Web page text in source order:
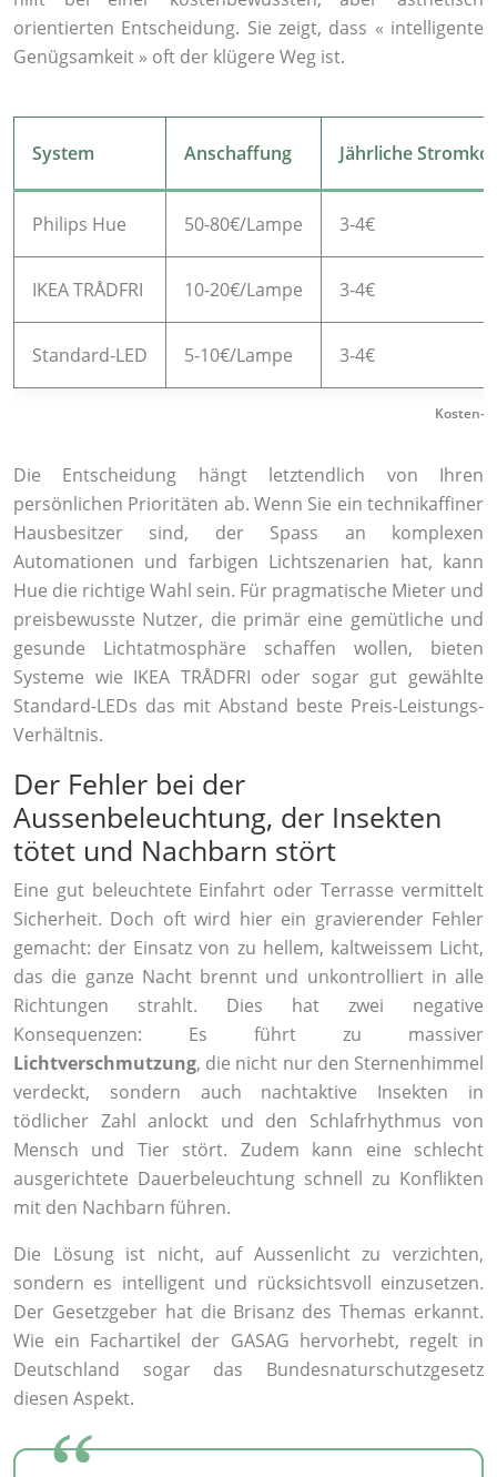
orientierten Entscheidung. Sie zeigt, dass « intelligente
Genügsamkeit » oft der klügere Weg ist.
Kosten-
System Anschaffung Jährliche
Philips Hue 50-80€/Lampe 3-4€
IKEA TRÅDFRI 10-20€/Lampe 3-4€
Standard-LED 5-10€/Lampe 3-4€
Die Entscheidung hängt letztendlich von Ihren
persönlichen Prioritäten ab. Wenn Sie ein technikaffiner
Hausbesitzer sind, der Spass an komplexen
Automationen und farbigen Lichtszenarien hat, kann
Hue die richtige Wahl sein. Für pragmatische Mieter und
preisbewusste Nutzer, die primär eine gemütliche und
gesunde Lichtatmosphäre schaffen wollen, bieten
Systeme wie IKEA TRÅDFRI oder sogar gut gewählte
Standard-LEDs das mit Abstand beste Preis-Leistungs-
Verhältnis.
Der Fehler bei der
Aussenbeleuchtung, der Insekten
tötet und Nachbarn stört
Eine gut beleuchtete Einfahrt oder Terrasse vermittelt
Sicherheit. Doch oft wird hier ein gravierender Fehler
gemacht: der Einsatz von zu hellem, kaltweissem Licht,
das die ganze Nacht brennt und unkontrolliert in alle
Richtungen strahlt. Dies hat zwei negative
Konsequenzen: Es führt zu massiver
Lichtverschmutzung, die nicht nur den Sternenhimmel
verdeckt, sondern auch nachtaktive Insekten in
tödlicher Zahl anlockt und den Schlafrhythmus von
Mensch und Tier stört. Zudem kann eine schlecht
ausgerichtete Dauerbeleuchtung schnell zu Konflikten
mit den Nachbarn führen.
Die Lösung ist nicht, auf Aussenlicht zu verzichten,
sondern es intelligent und rücksichtsvoll einzusetzen.
Der Gesetzgeber hat die Brisanz des Themas erkannt.
Wie ein Fachartikel der GASAG hervorhebt, regelt in
Deutschland sogar das Bundesnaturschutzgesetz
diesen Aspekt.